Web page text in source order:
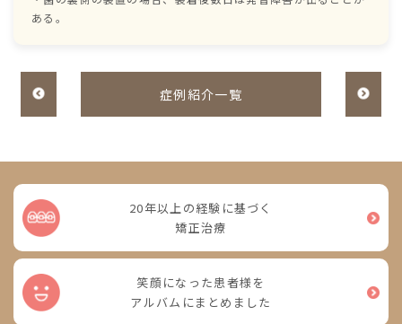
ある。
症例紹介一覧
20年以上の経験に基づく
矯正治療
笑顔になった患者様を
アルバムにまとめました